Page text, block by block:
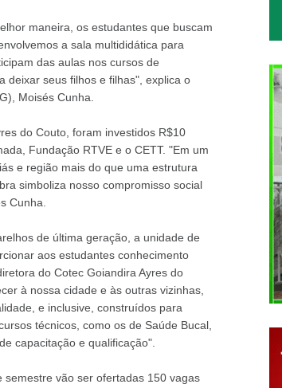
maneira, os estudantes que buscam
a sala multididática para
das aulas nos cursos de
deixar seus filhos e filhas", explica o
Moisés Cunha.
do Couto, foram investidos R$10
Fundação RTVE e o CETT. "Em um
e região mais do que uma estrutura
simboliza nosso compromisso social
Cunha.
de última geração, a unidade de
aos estudantes conhecimento
do Cotec Goiandira Ayres do
à nossa cidade e às outras vizinhas,
e inclusive, construídos para
técnicos, como os de Saúde Bucal,
capacitação e qualificação".
vão ser ofertadas 150 vagas